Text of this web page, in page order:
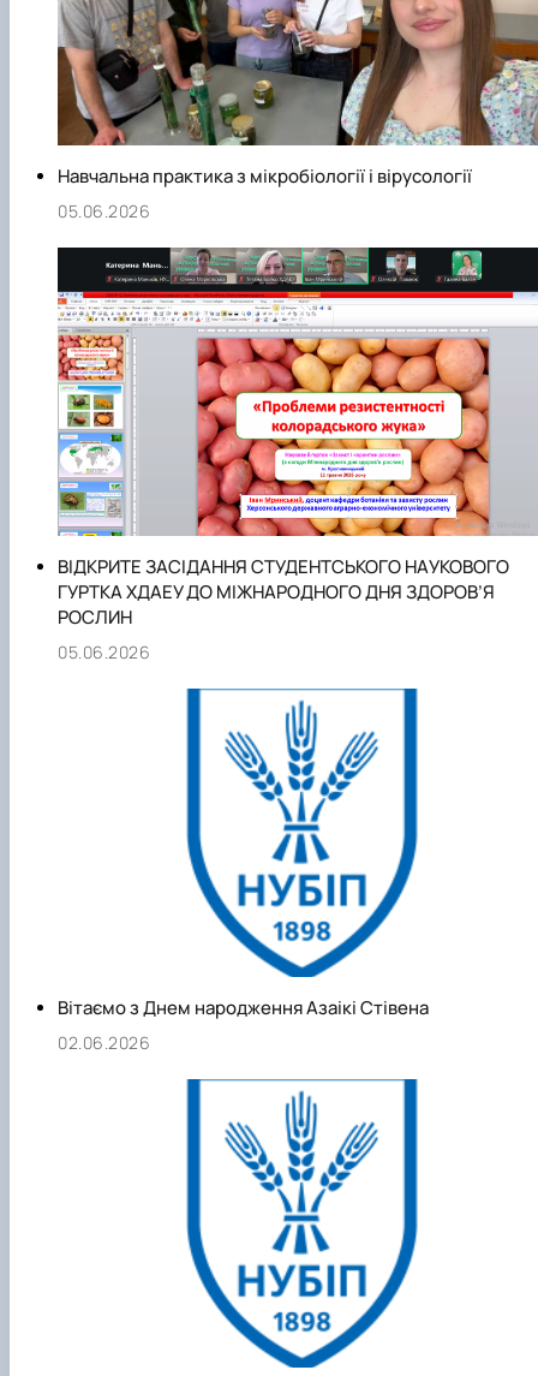
Навчальна практика з мікробіології і вірусології
05.06.2026
ВІДКРИТЕ ЗАСІДАННЯ СТУДЕНТСЬКОГО НАУКОВОГО
ГУРТКА ХДАЕУ ДО МІЖНАРОДНОГО ДНЯ ЗДОРОВ’Я
РОСЛИН
05.06.2026
Вітаємо з Днем народження Азаікі Стівена
02.06.2026